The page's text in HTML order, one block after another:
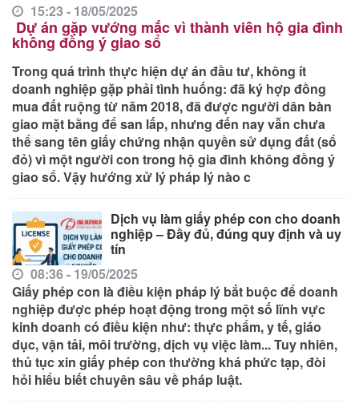
15:23 - 18/05/2025
Dự án gặp vướng mắc vì thành viên hộ gia đình
không đồng ý giao sổ
Trong quá trình thực hiện dự án đầu tư, không ít
doanh nghiệp gặp phải tình huống: đã ký hợp đồng
mua đất ruộng từ năm 2018, đã được người dân bàn
giao mặt bằng để san lấp, nhưng đến nay vẫn chưa
thể sang tên giấy chứng nhận quyền sử dụng đất (sổ
đỏ) vì một người con trong hộ gia đình không đồng ý
giao sổ. Vậy hướng xử lý pháp lý nào c
Dịch vụ làm giấy phép con cho doanh
nghiệp – Đầy đủ, đúng quy định và uy
tín
08:36 - 19/05/2025
Giấy phép con là điều kiện pháp lý bắt buộc để doanh
nghiệp được phép hoạt động trong một số lĩnh vực
kinh doanh có điều kiện như: thực phẩm, y tế, giáo
dục, vận tải, môi trường, dịch vụ việc làm... Tuy nhiên,
thủ tục xin giấy phép con thường khá phức tạp, đòi
hỏi hiểu biết chuyên sâu về pháp luật.